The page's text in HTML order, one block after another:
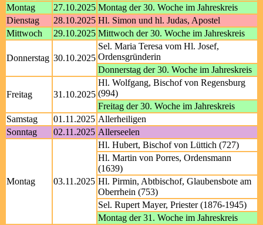
Montag
27.10.2025 Montag der 30. Woche im Jahreskreis
Dienstag
28.10.2025 Hl. Simon und hl. Judas, Apostel
Mittwoch
29.10.2025 Mittwoch der 30. Woche im Jahreskreis
Donnerstag 30.10.2025
Sel. Maria Teresa vom Hl. Josef,
Ordensgründerin
Donnerstag der 30. Woche im Jahreskreis
Freitag 31.10.2025
Hl. Wolfgang, Bischof von Regensburg
(994)
Freitag der 30. Woche im Jahreskreis
Samstag
01.11.2025 Allerheiligen
Sonntag
02.11.2025 Allerseelen
Montag 03.11.2025
Hl. Hubert, Bischof von Lüttich (727)
Hl. Martin von Porres, Ordensmann
(1639)
Hl. Pirmin, Abtbischof, Glaubensbote am
Oberrhein (753)
Sel. Rupert Mayer, Priester (1876-1945)
Montag der 31. Woche im Jahreskreis